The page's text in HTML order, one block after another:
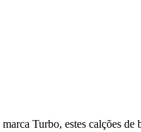
Turbo, estes calções